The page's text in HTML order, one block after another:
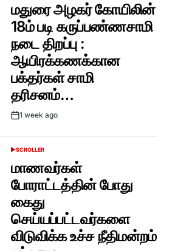
மதுரை அழகர் கோயிலின்
18ம் படி கருப்பண்ணசாமி
நடை திறப்பு :
ஆயிரக்கணக்கான
பக்தர்கள் சாமி
தரிசனம்…
Post1 week ago
POSTED
SCROLLER
மாணவர்கள்
போராட்டத்தின் போது
கைது
செய்யப்பட்டவர்களை
விடுவிக்க உச்ச நீதிமன்றம்